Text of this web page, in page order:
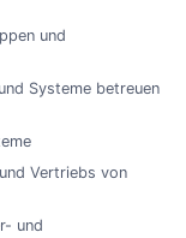
und
Systeme betreuen
Vertriebs von
und